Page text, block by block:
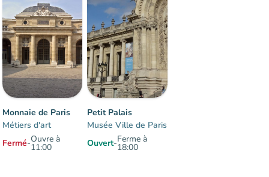
Monnaie de Paris
Métiers d'art
Fermé-Ouvre à
11:00
Petit Palais
Musée Ville de Paris
Ouvert-Ferme à
18:00